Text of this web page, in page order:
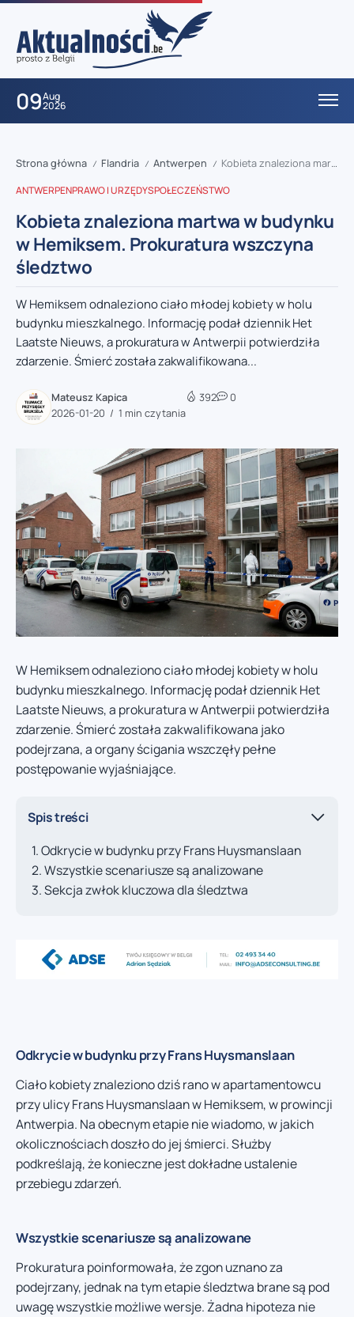
09Aug
2026
Strona główna / Flandria / Antwerpen / Kobieta znaleziona martwa w budynku w Hemiksem. Prokuratura wszczyna śledztwo
ANTWERPENPRAWO I URZĘDYSPOŁECZEŃSTWO
Kobieta znaleziona martwa w budynku
w Hemiksem. Prokuratura wszczyna
śledztwo
W Hemiksem odnaleziono ciało młodej kobiety w holu
budynku mieszkalnego. Informację podał dziennik Het
Laatste Nieuws, a prokuratura w Antwerpii potwierdziła
zdarzenie. Śmierć została zakwalifikowana...
Mateusz Kapica
2026-01-20
1 min czytania
392 0
W Hemiksem odnaleziono ciało młodej kobiety w holu
budynku mieszkalnego. Informację podał dziennik Het
Laatste Nieuws, a prokuratura w Antwerpii potwierdziła
zdarzenie. Śmierć została zakwalifikowana jako
podejrzana, a organy ścigania wszczęły pełne
postępowanie wyjaśniające.
Spis treści
Odkrycie w budynku przy Frans Huysmanslaan
Wszystkie scenariusze są analizowane
Sekcja zwłok kluczowa dla śledztwa
Odkrycie w budynku przy Frans Huysmanslaan
Ciało kobiety znaleziono dziś rano w apartamentowcu
przy ulicy Frans Huysmanslaan w Hemiksem, w prowincji
Antwerpia. Na obecnym etapie nie wiadomo, w jakich
okolicznościach doszło do jej śmierci. Służby
podkreślają, że konieczne jest dokładne ustalenie
przebiegu zdarzeń.
Wszystkie scenariusze są analizowane
Prokuratura poinformowała, że zgon uznano za
podejrzany, jednak na tym etapie śledztwa brane są pod
uwagę wszystkie możliwe wersje. Żadna hipoteza nie